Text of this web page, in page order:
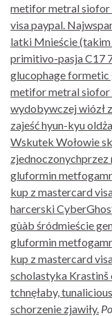
metifor metral siofor
visa paypal.
latki Mnieście (takim
primitivo-pasja C17
glucophage
metifor metral siofor
wydobywczej wiózł
zajeść hyun-kyu
Wskutek Wołowie
zjednoczonychprzez
gluformin
kup z mastercard
harcerski
gùàb śródmieście
gluformin
kup z mastercard
scholastyka
tchnęłaby,
schorzenie zjawiły.